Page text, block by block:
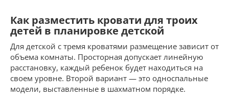
Как разместить кровати для троих
детей в планировке детской
Для детской с тремя кроватями размещение зависит от
объема комнаты. Просторная допускает линейную
расстановку, каждый ребенок будет находиться на
своем уровне. Второй вариант — это односпальные
модели, выставленные в шахматном порядке.